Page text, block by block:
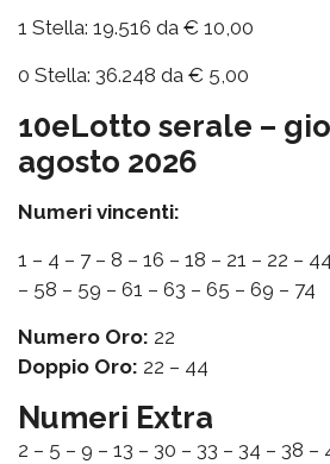
1 Stella: 19.516 da € 10,00
0 Stella: 36.248 da € 5,00
10eLotto serale –
agosto 2026
Numeri vincenti:
1 – 4 – 7 – 8 – 16 – 18 – 21 – 22 –
– 58 – 59 – 61 – 63 – 65 – 69 – 74
Numero Oro: 22
Doppio Oro: 22 – 44
Numeri Extra
2 – 5 – 9 – 13 – 30 – 33 – 34 – 38 –